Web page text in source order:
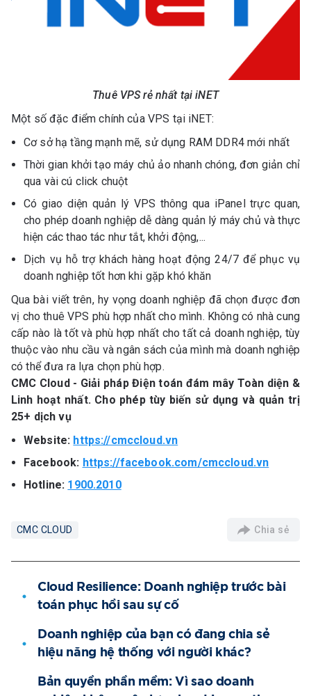
Thuê VPS rẻ nhất tại iNET
Một số đặc điểm chính của VPS tại iNET:
Cơ sở hạ tầng mạnh mẽ, sử dụng RAM DDR4 mới nhất
Thời gian khởi tạo máy chủ ảo nhanh chóng, đơn giản chỉ
qua vài cú click chuột
Có giao diện quản lý VPS thông qua iPanel trực quan,
cho phép doanh nghiệp dễ dàng quản lý máy chủ và thực
hiện các thao tác như tắt, khởi động,...
Dịch vụ hỗ trợ khách hàng hoạt động 24/7 để phục vụ
doanh nghiệp tốt hơn khi gặp khó khăn
Qua bài viết trên, hy vọng doanh nghiệp đã chọn được đơn
vị cho thuê VPS phù hợp nhất cho mình. Không có nhà cung
cấp nào là tốt và phù hợp nhất cho tất cả doanh nghiệp, tùy
thuộc vào nhu cầu và ngân sách của mình mà doanh nghiệp
có thể đưa ra lựa chọn phù hợp.
CMC Cloud - Giải pháp Điện toán đám mây Toàn diện &
Linh hoạt nhất. Cho phép tùy biến sử dụng và quản trị
25+ dịch vụ
Website: https://cmccloud.vn
Facebook: https://facebook.com/cmccloud.vn
Hotline: 1900.2010
CMC CLOUD Chia sẻ
Cloud Resilience: Doanh nghiệp trước bài
toán phục hồi sau sự cố
Doanh nghiệp của bạn có đang chia sẻ
hiệu năng hệ thống với người khác?
Bản quyền phần mềm: Vì sao doanh